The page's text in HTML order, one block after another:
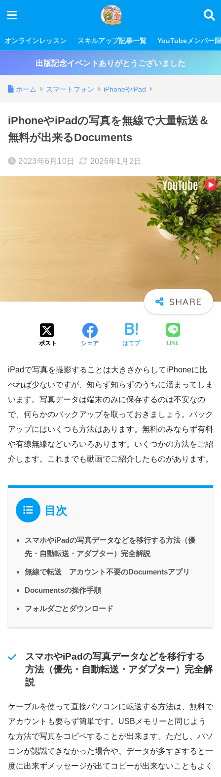
オンラインレッスン スキルアップ記事一覧 YouTubeメンバー
出版記念イベントありがとうございました
ホーム スマートフォン iPhoneやiPad
iPhoneやiPadの写真を無線で大量転送＆
無料が出来るDocuments
2023年6月10日 2026年1月2日
ポスト シェア はてブ LINE
iPadで写真を撮影することは大きさからしてiPhoneに比
べれば少ないですが、知らず知らずのうちに溜まってしま
います。写真データは端末のみに保存するのは不安なの
で、何らかのバックアップを取っておきましょう。バック
アップにはいくつも方法はあります。無料のみならず有料
や有線無線などいろいろあります。いくつかの方法をご紹
介します。これまでも動画でご紹介したものがあります。
目次
スマホやiPadの写真データなどを移行する方法（優
先・自動転送・アダプター）完全解説
無線で転送 アカウント不要のDocumentsアプリ
Documentsの操作手順
フォルダごとダウンロード
スマホやiPadの写真データなどを移行する
方法（優先・自動転送・アダプター）完全解
説
ケーブルを使って直接パソコンに転送する方法は、無料で
アカウントも要らず簡単です。USBメモリーと同じよう
な方法で写真をコピペすることが出来ます。ただし、パソ
コンが認識できなかった場合や、データが多すぎすると一
度に出来ずメッセージが出てコピーが出来ないこともよく